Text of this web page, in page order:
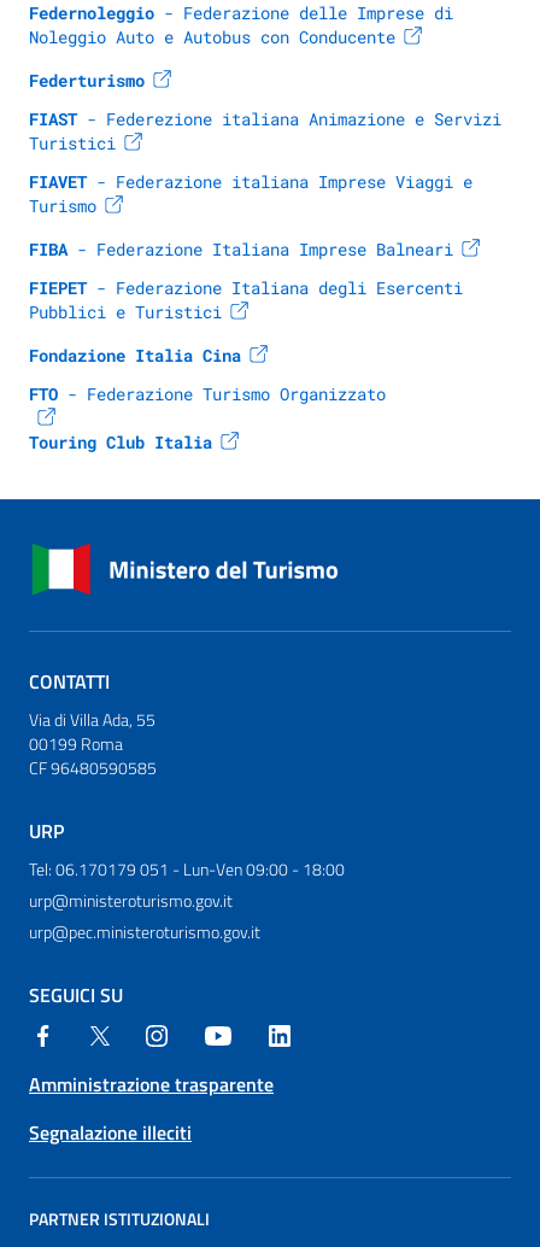
Federnoleggio - Federazione delle Imprese di
Noleggio Auto e Autobus con Conducente
Federturismo
FIAST - Federezione italiana Animazione e Servizi
Turistici
FIAVET - Federazione italiana Imprese Viaggi e
Turismo
FIBA - Federazione Italiana Imprese Balneari
FIEPET - Federazione Italiana degli Esercenti
Pubblici e Turistici
Fondazione Italia Cina
FTO - Federazione Turismo Organizzato
Touring Club Italia
CONTATTI
Via di Villa Ada, 55
00199 Roma
CF 96480590585
URP
Tel: 06.170179 051 - Lun-Ven 09:00 - 18:00
urp@ministeroturismo.gov.it
urp@pec.ministeroturismo.gov.it
SEGUICI SU
Amministrazione trasparente
Segnalazione illeciti
PARTNER ISTITUZIONALI